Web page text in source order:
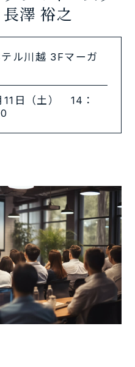
澤 裕之
ル川越 3Fマーガ
11日（土） 14：